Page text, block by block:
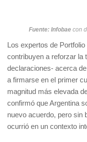
Fuente: Infobae con
Los expertos de
contribuyen a reforzar la
declaraciones- acerca
a firmarse en el primer
magnitud más elevada
confirmó que Argentina
nuevo acuerdo, pero sin
ocurrió en un contexto